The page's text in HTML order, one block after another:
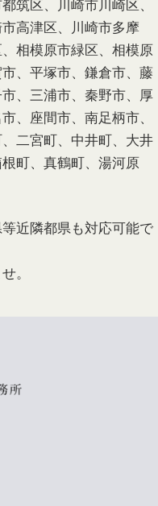
高津区、川崎市多摩
相模原市緑区、相模原
、平塚市、鎌倉市、藤
、三浦市、秦野市、厚
、座間市、南足柄市、
二宮町、中井町、大井
町、真鶴町、湯河原
近隣都県も対応可能で
。